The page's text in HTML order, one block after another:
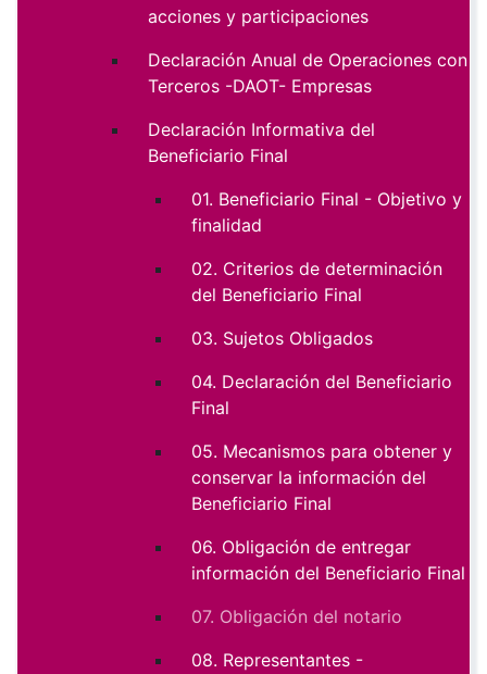
acciones y participaciones
Declaración Anual de Operaciones con
Terceros -DAOT- Empresas
Declaración Informativa del
Beneficiario Final
01. Beneficiario Final - Objetivo y
finalidad
02. Criterios de determinación
del Beneficiario Final
03. Sujetos Obligados
04. Declaración del Beneficiario
Final
05. Mecanismos para obtener y
conservar la información del
Beneficiario Final
06. Obligación de entregar
información del Beneficiario Final
07. Obligación del notario
08. Representantes -